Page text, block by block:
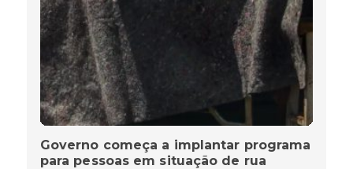
Governo começa a implantar programa
para pessoas em situação de rua